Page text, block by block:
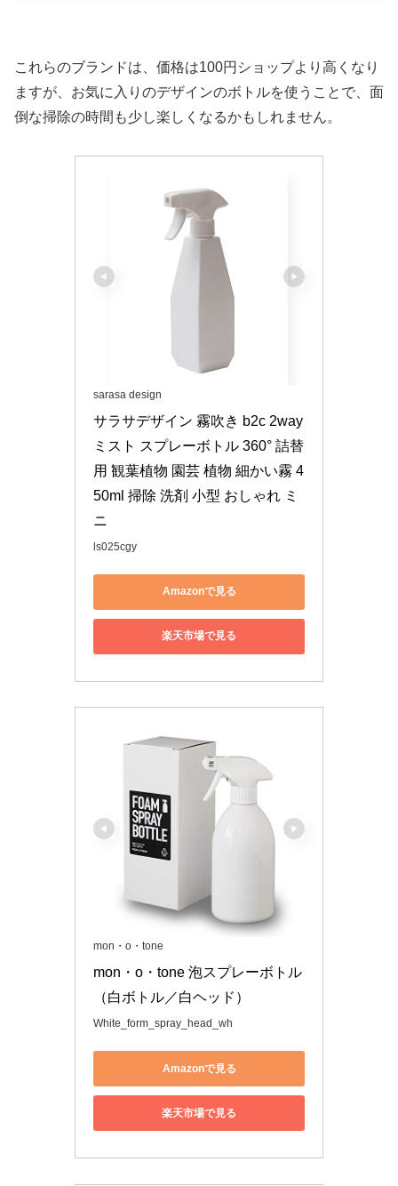
これらのブランドは、価格は100円ショップより高くなり
ますが、お気に入りのデザインのボトルを使うことで、面
倒な掃除の時間も少し楽しくなるかもしれません。
sarasa design
サラサデザイン 霧吹き b2c 2way
ミスト スプレーボトル 360° 詰替
用 観葉植物 園芸 植物 細かい霧 4
50ml 掃除 洗剤 小型 おしゃれ ミ
ニ
ls025cgy
Amazonで見る
楽天市場で見る
mon・o・tone
mon・o・tone 泡スプレーボトル
（白ボトル／白ヘッド）
White_form_spray_head_wh
Amazonで見る
楽天市場で見る